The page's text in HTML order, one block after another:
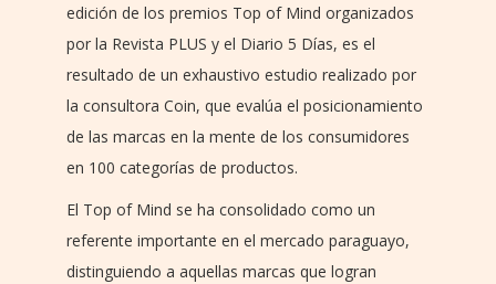
edición de los premios Top of Mind organizados
por la Revista PLUS y el Diario 5 Días, es el
resultado de un exhaustivo estudio realizado por
la consultora Coin, que evalúa el posicionamiento
de las marcas en la mente de los consumidores
en 100 categorías de productos.
El Top of Mind se ha consolidado como un
referente importante en el mercado paraguayo,
distinguiendo a aquellas marcas que logran